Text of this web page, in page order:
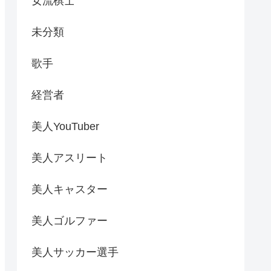
未分類
歌手
経営者
美人YouTuber
美人アスリート
美人キャスター
美人ゴルファー
美人サッカー選手